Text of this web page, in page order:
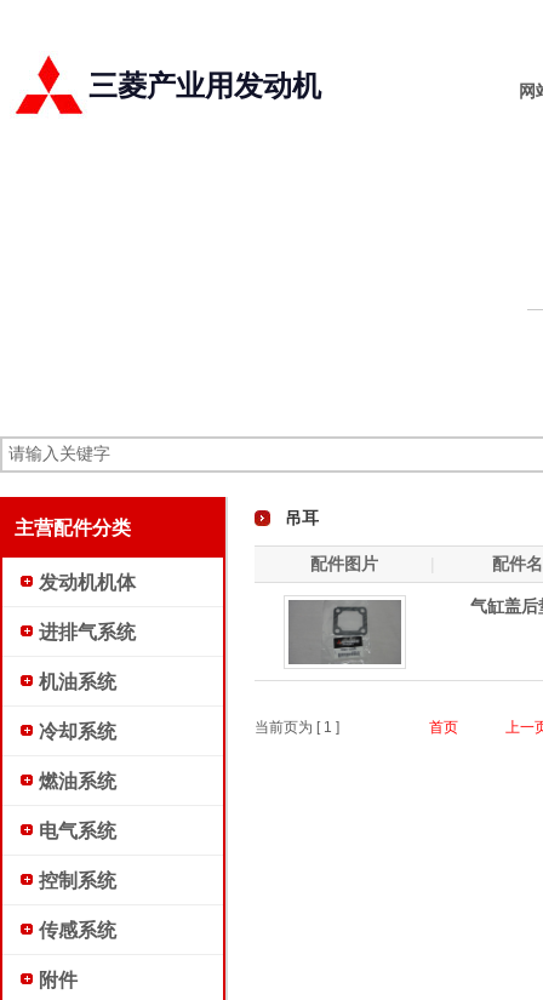
网
三菱产业用发动机
主营配件分类
发动机机体
进排气系统
机油系统
冷却系统
燃油系统
电气系统
控制系统
传感系统
附件
吊耳
配件图片 配件
气缸盖后
当前页为 [ 1 ] 首页 上一